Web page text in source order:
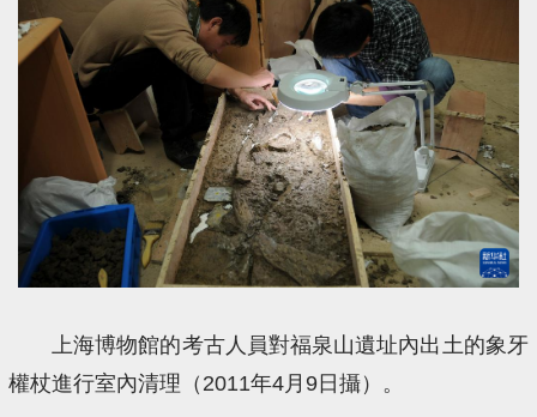
上海博物館的考古人員對福泉山遺址內出土的象牙
權杖進行室內清理（2011年4月9日攝）。